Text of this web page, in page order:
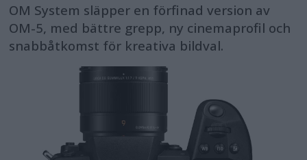
OM System släpper en förfinad version av
OM-5, med bättre grepp, ny cinemaprofil och
snabbåtkomst för kreativa bildval.